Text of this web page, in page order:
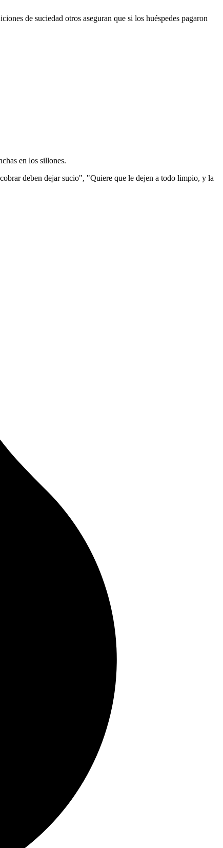
de suciedad otros aseguran que si los huéspedes pagaron
en los sillones.
deben dejar sucio", "Quiere que le dejen a todo limpio, y la